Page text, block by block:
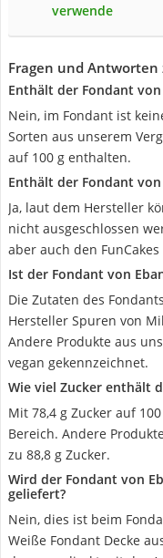
verwende
Fragen und Antworten
Enthält der Fondant von
Nein, im Fondant ist
Sorten aus unserem
auf 100 g enthalten.
Enthält der Fondant von
Ja, laut dem Hersteller
nicht ausgeschlossen
aber auch den
Ist der Fondant von
Die Zutaten des
Hersteller Spuren von
Andere Produkte aus
vegan gekennzeichnet.
Wie viel Zucker enthält
Mit 78,4 g Zucker auf
Bereich. Andere
zu 88,8 g Zucker.
Wird der Fondant von
geliefert?
Nein, dies ist beim
Weiße Fondant Decke